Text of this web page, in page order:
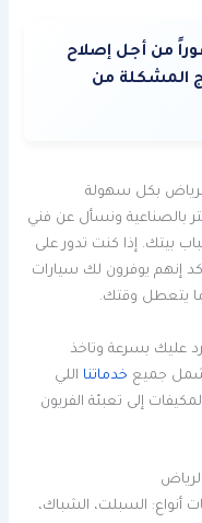
من أجل إصلاح
المشكلة من
بكل سهولة
بالصناعية ونسأل عن فني
بيتك. إذا كنت تدور على
إنهم يوفرون لك سيارات
يتعطل وقتك.
عليك بسرعة وتاخذ
جميع خدماتنا اللي
إلى تعبئة الفريون
أنواع: السبلت، الشباك،